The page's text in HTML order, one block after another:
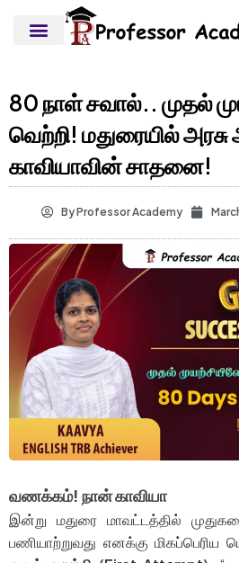
80 நாள் சவால்.. முதல்
வெற்றி! மதுரையில்
காவியாவின் சாதனை!
ByProfessor Academy
வணக்கம்! நான் காவியா
இன்று மதுரை மாவட்டத்தில்
பணியாற்றுவது எனக்கு